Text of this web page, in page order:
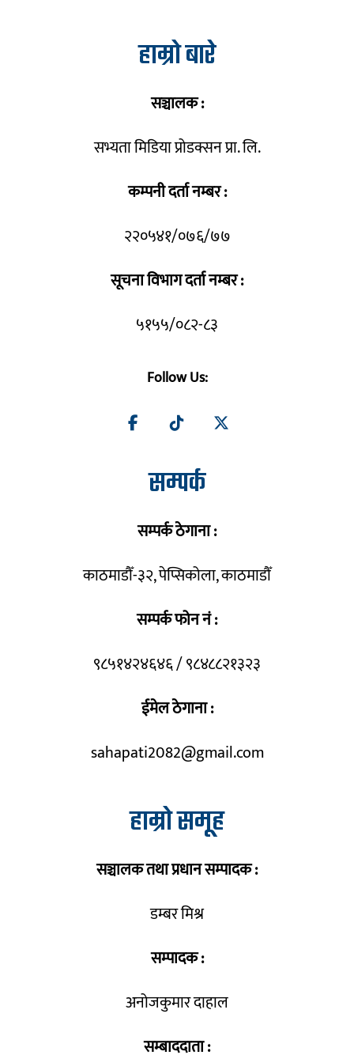
हाम्रो बारे
सञ्चालक :
सभ्यता मिडिया प्रोडक्सन प्रा. लि.
कम्पनी दर्ता नम्बर :
२२०५४१/०७६/७७
सूचना विभाग दर्ता नम्बर :
५१५५/०८२-८३
Follow Us:
सम्पर्क
सम्पर्क ठेगाना :
काठमाडौँ-३२, पेप्सिकोला, काठमाडौँ
सम्पर्क फोन नं :
९८५१४२४६४६ / ९८४८८२१३२३
ईमेल ठेगाना :
sahapati2082@gmail.com
हाम्रो समूह
सञ्चालक तथा प्रधान सम्पादक :
डम्बर मिश्र
सम्पादक :
अनोजकुमार दाहाल
सम्बाददाता :